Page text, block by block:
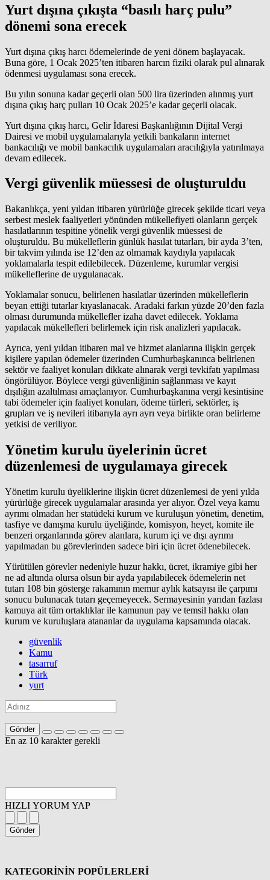
Yurt dışına çıkışta “basılı harç pulu”
dönemi sona erecek
Yurt dışına çıkış harcı ödemelerinde de yeni dönem başlayacak.
Buna göre, 1 Ocak 2025’ten itibaren harcın fiziki olarak pul alınarak
ödenmesi uygulaması sona erecek.
Bu yılın sonuna kadar geçerli olan 500 lira üzerinden alınmış yurt
dışına çıkış harç pulları 10 Ocak 2025’e kadar geçerli olacak.
​​​​​​​Yurt dışına çıkış harcı, Gelir İdaresi Başkanlığının Dijital Vergi
Dairesi ve mobil uygulamalarıyla yetkili bankaların internet
bankacılığı ve mobil bankacılık uygulamaları aracılığıyla yatırılmaya
devam edilecek.
Vergi güvenlik müessesi de oluşturuldu
Bakanlıkça, yeni yıldan itibaren yürürlüğe girecek şekilde ticari veya
serbest meslek faaliyetleri yönünden mükellefiyeti olanların gerçek
hasılatlarının tespitine yönelik vergi güvenlik müessesi de
oluşturuldu. Bu mükelleflerin günlük hasılat tutarları, bir ayda 3’ten,
bir takvim yılında ise 12’den az olmamak kaydıyla yapılacak
yoklamalarla tespit edilebilecek. Düzenleme, kurumlar vergisi
mükelleflerine de uygulanacak.
Yoklamalar sonucu, belirlenen hasılatlar üzerinden mükelleflerin
beyan ettiği tutarlar kıyaslanacak. Aradaki farkın yüzde 20’den fazla
olması durumunda mükellefler izaha davet edilecek. Yoklama
yapılacak mükellefleri belirlemek için risk analizleri yapılacak.
Ayrıca, yeni yıldan itibaren mal ve hizmet alanlarına ilişkin gerçek
kişilere yapılan ödemeler üzerinden Cumhurbaşkanınca belirlenen
sektör ve faaliyet konuları dikkate alınarak vergi tevkifatı yapılması
öngörülüyor. Böylece vergi güvenliğinin sağlanması ve kayıt
dışılığın azaltılması amaçlanıyor. Cumhurbaşkanına vergi kesintisine
tabi ödemeler için faaliyet konuları, ödeme türleri, sektörler, iş
grupları ve iş nevileri itibarıyla ayrı ayrı veya birlikte oran belirleme
yetkisi de veriliyor.
Yönetim kurulu üyelerinin ücret
düzenlemesi de uygulamaya girecek
Yönetim kurulu üyeliklerine ilişkin ücret düzenlemesi de yeni yılda
yürürlüğe girecek uygulamalar arasında yer alıyor. Özel veya kamu
ayrımı olmadan her statüdeki kurum ve kuruluşun yönetim, denetim,
tasfiye ve danışma kurulu üyeliğinde, komisyon, heyet, komite ile
benzeri organlarında görev alanlara, kurum içi ve dışı ayrımı
yapılmadan bu görevlerinden sadece biri için ücret ödenebilecek.
Yürütülen görevler nedeniyle huzur hakkı, ücret, ikramiye gibi her
ne ad altında olursa olsun bir ayda yapılabilecek ödemelerin net
tutarı 108 bin gösterge rakamının memuraylık katsayısı ile çarpımı
sonucu bulunacak tutarı geçemeyecek. Sermayesinin yarıdan fazlası
kamuya ait tüm ortaklıklar ile kamunun pay ve temsil hakkı olan
kurum ve kuruluşlara atananlar da uygulama kapsamında olacak.
güvenlik
Kamu
tasarruf
Türk
yurt
Gönder
En az 10 karakter gerekli
HIZLI YORUM YAP
Gönder
KATEGORİNİN POPÜLERLERİ